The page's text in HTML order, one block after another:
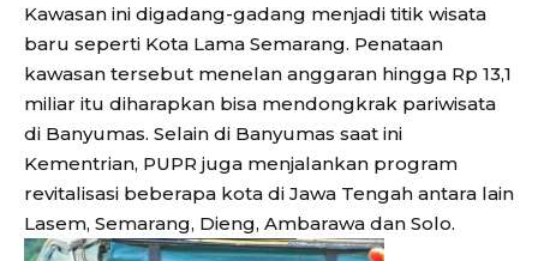
Kawasan ini digadang-gadang menjadi titik wisata
baru seperti Kota Lama Semarang. Penataan
kawasan tersebut menelan anggaran hingga Rp 13,1
miliar itu diharapkan bisa mendongkrak pariwisata
di Banyumas. Selain di Banyumas saat ini
Kementrian, PUPR juga menjalankan program
revitalisasi beberapa kota di Jawa Tengah antara lain
Lasem, Semarang, Dieng, Ambarawa dan Solo.